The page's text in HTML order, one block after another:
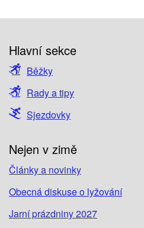
Hlavní sekce
Běžky
Rady a tipy
Sjezdovky
Nejen v zimě
Články a novinky
Obecná diskuse o lyžování
Jarní prázdniny 2027